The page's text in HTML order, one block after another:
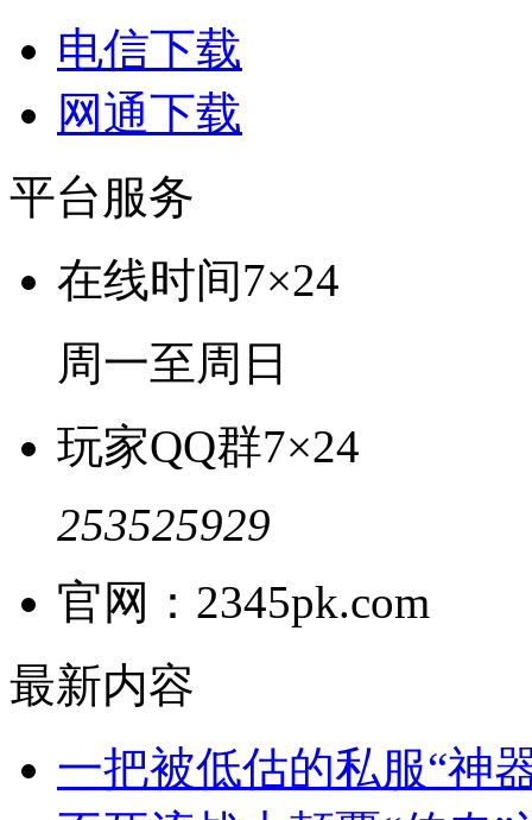
电信下载
网通下载
平台服务
在线时间7×24
周一至周日
玩家QQ群7×24
253525929
官网：2345pk.com
最新内容
一把被低估的私服“神